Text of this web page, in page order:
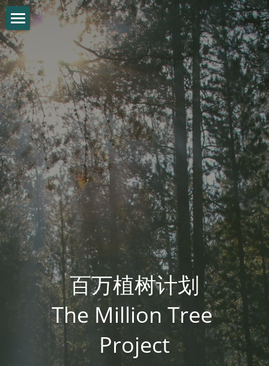
首页 HOME
关于 About
快报 Updates
加入 Get Involved
鸣谢 Sponsorship
相册 Media
百万植树计划
The Million Tree
Project